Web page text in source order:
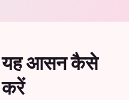
यह आसन कैसे
करें